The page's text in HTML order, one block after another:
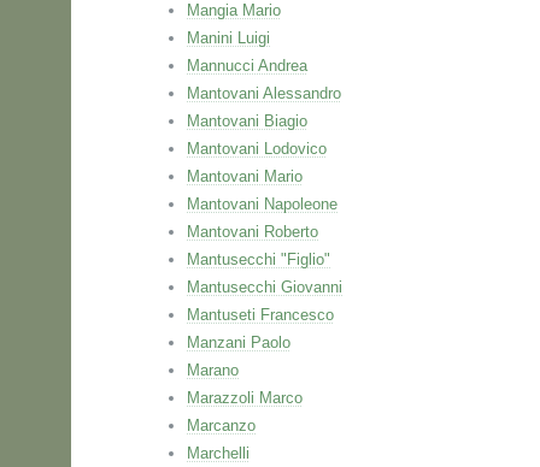
Mangia Mario
Manini Luigi
Mannucci Andrea
Mantovani Alessandro
Mantovani Biagio
Mantovani Lodovico
Mantovani Mario
Mantovani Napoleone
Mantovani Roberto
Mantusecchi "Figlio"
Mantusecchi Giovanni
Mantuseti Francesco
Manzani Paolo
Marano
Marazzoli Marco
Marcanzo
Marchelli